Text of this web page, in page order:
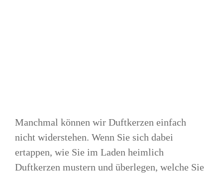
Manchmal können wir Duftkerzen einfach
nicht widerstehen. Wenn Sie sich dabei
ertappen, wie Sie im Laden heimlich
Duftkerzen mustern und überlegen, welche Sie